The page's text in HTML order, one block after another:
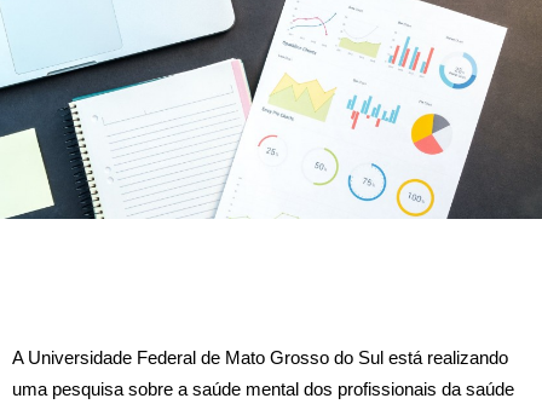
A Universidade Federal de Mato Grosso do Sul está realizando
uma pesquisa sobre a saúde mental dos profissionais da saúde